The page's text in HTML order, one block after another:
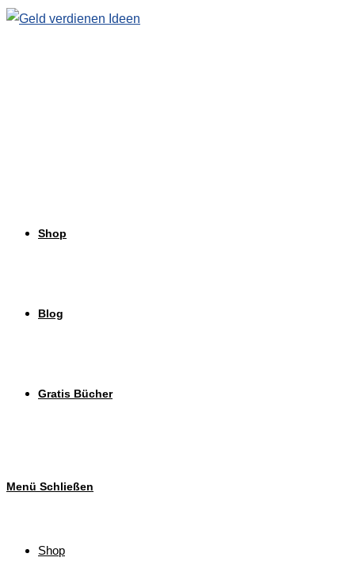
Zum
Shop
Blog
Gratis Bücher
Menü Schließen
Shop